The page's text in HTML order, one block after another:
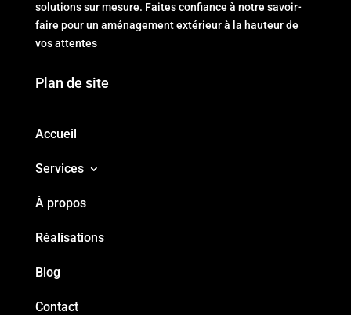
solutions sur mesure. Faites confiance à notre savoir-
faire pour un aménagement extérieur à la hauteur de
vos attentes
Plan de site
Accueil
Services
À propos
Réalisations
Blog
Contact